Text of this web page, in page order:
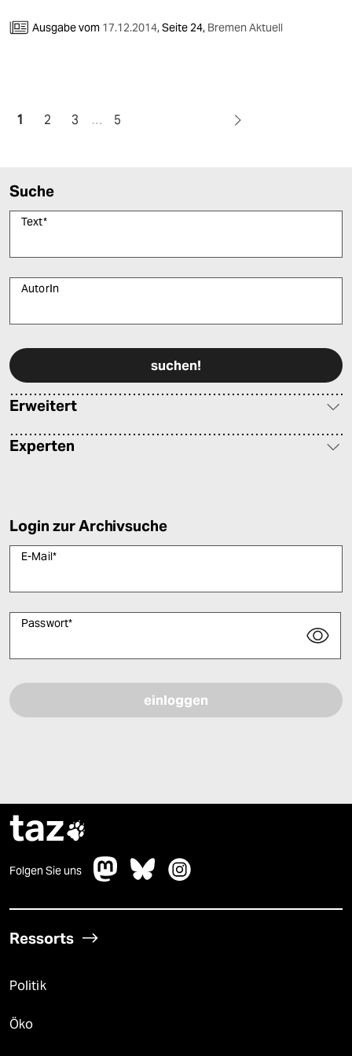
Ausgabe vom 17.12.2014,Seite 24, Bremen Aktuell
1 2 3 … 5
Suche
Text*
AutorIn
Erweitert
Experten
Login zur Archivsuche
E-Mail*
Passwort*
taz
Folgen Sie uns
Ressorts
Politik
Öko